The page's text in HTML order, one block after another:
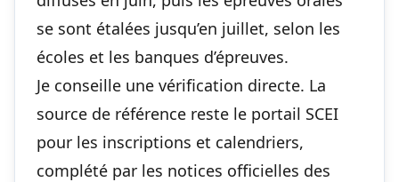
se sont étalées jusqu’en juillet, selon les
écoles et les banques d’épreuves.
Je conseille une vérification directe. La
source de référence reste le portail SCEI
pour les inscriptions et calendriers,
complété par les notices officielles des